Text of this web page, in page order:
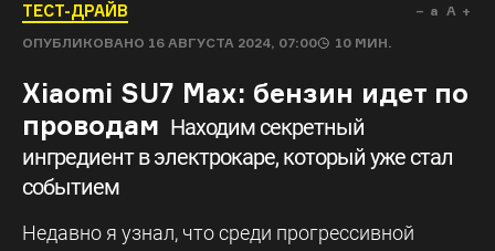
ТЕСТ-ДРАЙВ
ОПУБЛИКОВАНО 16 АВГУСТА 2024, 07:00 10 МИН.
a A
Xiaomi SU7 Max: бензин идет по
проводам Находим секретный
ингредиент в электрокаре, который уже стал
событием
Недавно я узнал, что среди прогрессивной